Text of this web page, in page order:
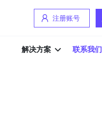
注册账号
解决方案 联系我们